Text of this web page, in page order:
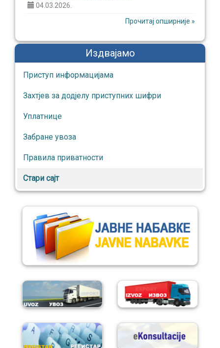
04.03.2026.
Прочитај опширније »
Издвајамо
Приступ информaцијaмa
Захтјев за додјелу приступних шифри
Уплатнице
Забране увоза
Правила приватности
Стари сајт